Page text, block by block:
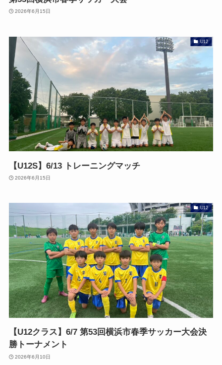
2026年6月15日
U12
【U12S】6/13 トレーニングマッチ
2026年6月15日
U12
【U12クラス】6/7 第53回横浜市春季サッカー大会決
勝トーナメント
2026年6月10日